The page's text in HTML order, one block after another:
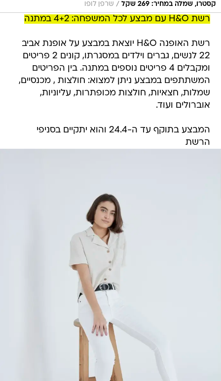
קסטרו, שמלה במחיר: 269 שקל / שרפן לופו
רשת H&O עם מבצע לכל המשפחה: 4+2 במתנה
רשת האופנה H&O יוצאת במבצע על אופנת אביב
22 לנשים, גברים וילדים במסגרתו, קונים 2 פריטים
ומקבלים 4 פריטים נוספים במתנה. בין הפריטים
המשתתפים במבצע ניתן למצוא: חולצות , מכנסיים,
שמלות, חצאיות, חולצות מכופתרות, עליוניות,
אוברולים ועוד.
המבצע בתוקף עד ה-24.4 והוא יתקיים בסניפי
הרשת